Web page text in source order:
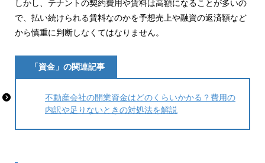
しかし、テナントの契約費用や賃料は高額になることが多いの
で、払い続けられる賃料なのかを予想売上や融資の返済額など
から慎重に判断しなくてはなりません。
「資金」の関連記事
不動産会社の開業資金はどのくらいかかる？費用の
内訳や足りないときの対処法を解説